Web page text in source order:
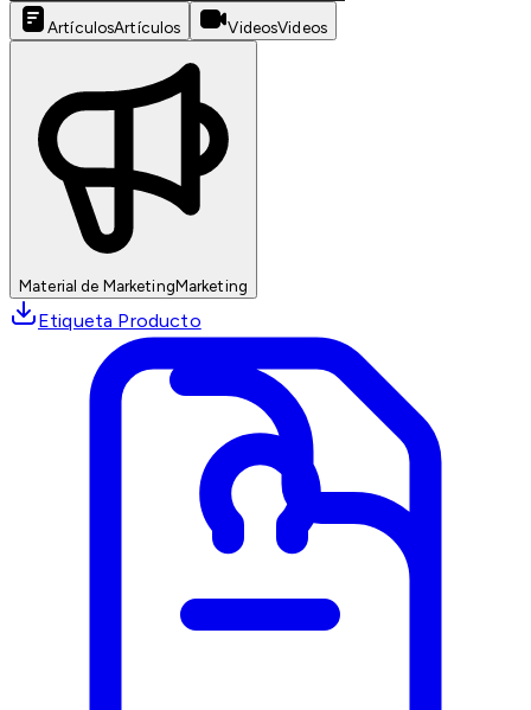
ArtículosArtículos VideosVideos
Material de MarketingMarketing
Etiqueta Producto